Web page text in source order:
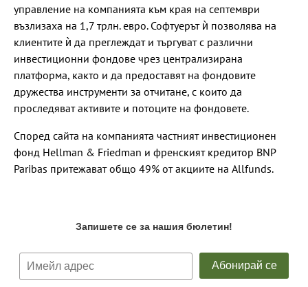
управление на компанията към края на септември
възлизаха на 1,7 трлн. евро. Софтуерът ѝ позволява на
клиентите ѝ да преглеждат и търгуват с различни
инвестиционни фондове чрез централизирана
платформа, както и да предоставят на фондовите
дружества инструменти за отчитане, с които да
проследяват активите и потоците на фондовете.
Според сайта на компанията частният инвестиционен
фонд Hellman & Friedman и френският кредитор BNP
Paribas притежават общо 49% от акциите на Allfunds.